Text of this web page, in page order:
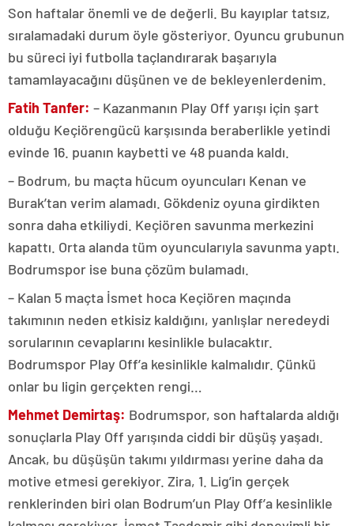
Son haftalar önemli ve de değerli. Bu kayıplar tatsız,
sıralamadaki durum öyle gösteriyor. Oyuncu grubunun
bu süreci iyi futbolla taçlandırarak başarıyla
tamamlayacağını düşünen ve de bekleyenlerdenim.
Fatih Tanfer: – Kazanmanın Play Off yarışı için şart
olduğu Keçiörengücü karşısında beraberlikle yetindi
evinde 16. puanın kaybetti ve 48 puanda kaldı.
– Bodrum, bu maçta hücum oyuncuları Kenan ve
Burak’tan verim alamadı. Gökdeniz oyuna girdikten
sonra daha etkiliydi. Keçiören savunma merkezini
kapattı. Orta alanda tüm oyuncularıyla savunma yaptı.
Bodrumspor ise buna çözüm bulamadı.
– Kalan 5 maçta İsmet hoca Keçiören maçında
takımının neden etkisiz kaldığını, yanlışlar neredeydi
sorularının cevaplarını kesinlikle bulacaktır.
Bodrumspor Play Off’a kesinlikle kalmalıdır. Çünkü
onlar bu ligin gerçekten rengi…
Mehmet Demirtaş: Bodrumspor, son haftalarda aldığı
sonuçlarla Play Off yarışında ciddi bir düşüş yaşadı.
Ancak, bu düşüşün takımı yıldırması yerine daha da
motive etmesi gerekiyor. Zira, 1. Lig’in gerçek
renklerinden biri olan Bodrum’un Play Off’a kesinlikle